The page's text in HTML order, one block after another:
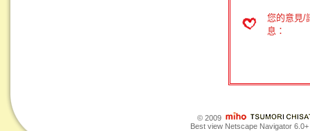
您的意見/
息：
© 2009
Best view Netscape Navigator